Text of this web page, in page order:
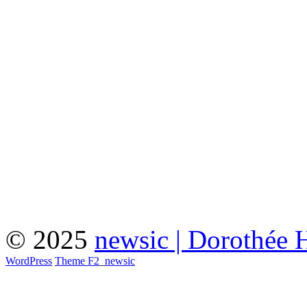
© 2025 newsic | Dorothée
WordPress Theme F2 newsic